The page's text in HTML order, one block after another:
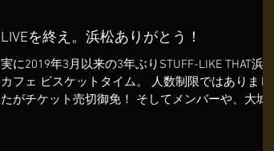
LIVEを終え。浜松ありがとう！
実に2019年3月以来の3年ぶりSTUFF-LIKE THAT浜松
カフェ ビスケットタイム。 人数制限ではありまし
たがチケット売切御免！ そしてメンバーや、大城マ